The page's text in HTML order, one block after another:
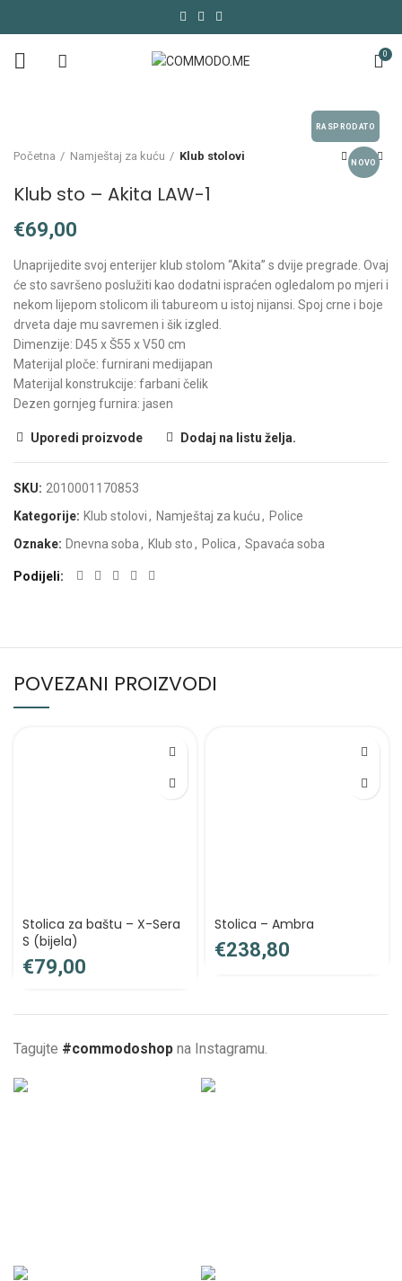
0
RASPRODATO
NOVO
Početna Namještaj za kuću Klub stolovi
Klub sto – Akita LAW-1
€
Unaprijedite svoj enterijer klub stolom “Akita” s dvije pregrade. Ovaj
će sto savršeno poslužiti kao dodatni ispraćen ogledalom po mjeri i
nekom lijepom stolicom ili tabureom u istoj nijansi. Spoj crne i boje
drveta daje mu savremen i šik izgled.
Dimenzije: D45 x Š55 x V50 cm
Materijal ploče: furnirani medijapan
Materijal konstrukcije: farbani čelik
Dezen gornjeg furnira: jasen
Uporedi proizvode Dodaj na listu želja.
SKU: 2010001170853
Kategorije: Klub stolovi, Namještaj za kuću, Police
Oznake: Dnevna soba, Klub sto, Polica, Spavaća soba
Podijeli
POVEZANI PROIZVODI
Stolica za baštu – X-Sera
S (bijela)
€
Stolica – Ambra
€
Tagujte #commodoshop na Instagramu.